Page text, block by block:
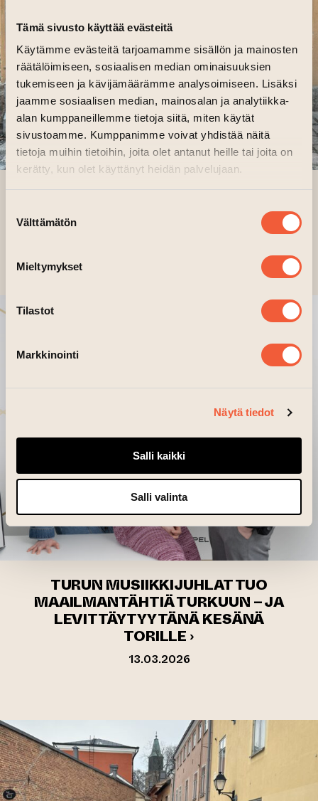
Tämä sivusto käyttää evästeitä
Käytämme evästeitä tarjoamamme sisällön ja mainosten
räätälöimiseen, sosiaalisen median ominaisuuksien
tukemiseen ja kävijämäärämme analysoimiseen. Lisäksi
jaamme sosiaalisen median, mainosalan ja analytiikka-
alan kumppaneillemme tietoja siitä, miten käytät
sivustoamme. Kumppanimme voivat yhdistää näitä
tietoja muihin tietoihin, joita olet antanut heille tai joita on
kerätty, kun olet käyttänyt heidän palvelujaan.
valinta
Välttämätön
Mieltymykset
Tilastot
Markkinointi
Näytä tiedot
Salli kaikki
Salli valinta
TURUN YLIOPPILASTEATTERI SAA
PYSYVÄN KODIN TAITEEN TALOSTA ›
TURUN MUSIIKKIJUHLAT TUO
MAAILMANTÄHTIÄ TURKUUN – JA
LEVITTÄYTYY TÄNÄ KESÄNÄ
TORILLE ›
13.03.2026